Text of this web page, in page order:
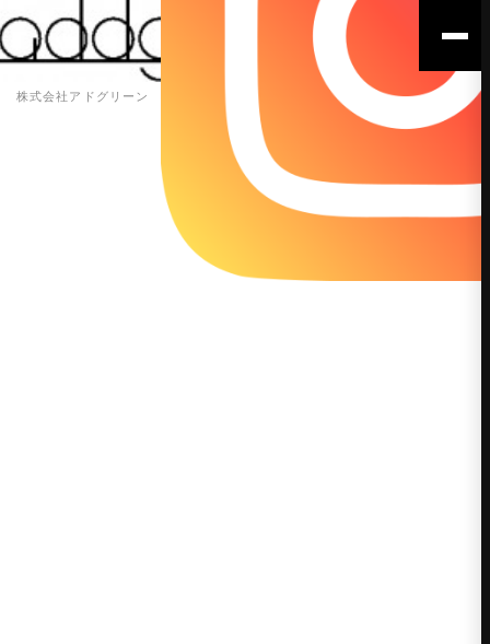
株式会社アドグリーン